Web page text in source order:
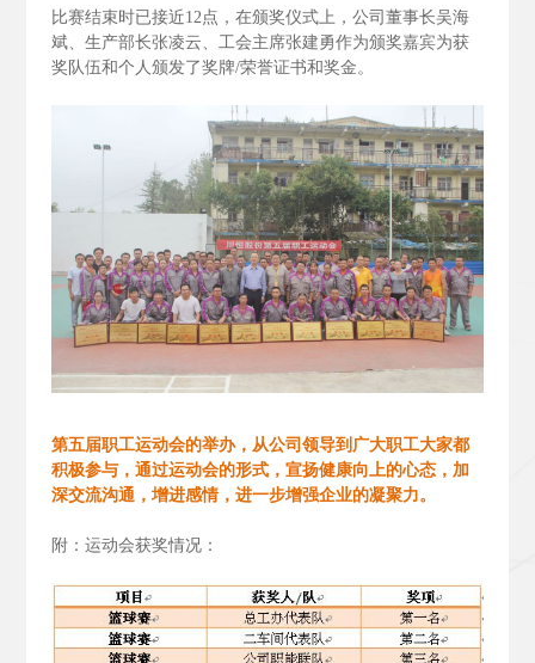
比赛结束时已接近12点，在颁奖仪式上，公司董事长吴海
斌、生产部长张凌云、工会主席张建勇作为颁奖嘉宾为获
奖队伍和个人颁发了奖牌/荣誉证书和奖金。
第五届职工运动会的举办，从公司领导到广大职工大家都
积极参与，通过运动会的形式，宣扬健康向上的心态，加
深交流沟通，增进感情，进一步增强企业的凝聚力。
附：运动会获奖情况：